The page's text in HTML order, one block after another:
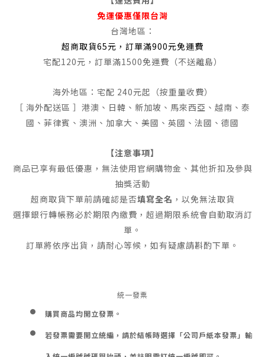
免運優惠僅限台灣
台灣地區：
超商取貨65元，訂單滿900元免運費
宅配120元，訂單滿1500免運費（不送離島）
海外地區：宅配 240元起（按重量收費）
［ 海外配送區 ］港澳、日韓、新加坡、馬來西亞、越南、泰
國、菲律賓、澳洲、加拿大、美國、英國、法國、德國
【注意事項】
商品已享有最低優惠，無法使用官網購物金、其他折扣及參與
抽獎活動
超商取貨下單前請確認是否填寫全名 ，以免無法取貨
選擇銀行轉帳務必於期限內繳費，超過期限系統會自動取消訂
單。
訂單將依序出貨，請耐心等候，如有疑慮請斟酌下單。
統一發票
購買商品均開立發票。
若發票需要開立統編，請於結帳時選擇「公司戶紙本發票」輸